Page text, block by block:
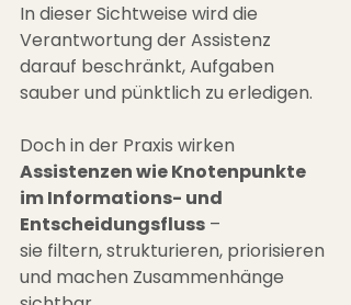
In dieser Sichtweise wird die
Verantwortung der Assistenz
darauf beschränkt, Aufgaben
sauber und pünktlich zu erledigen.
Doch in der Praxis wirken
Assistenzen wie Knotenpunkte
im Informations- und
Entscheidungsfluss –
sie filtern, strukturieren, priorisieren
und machen Zusammenhänge